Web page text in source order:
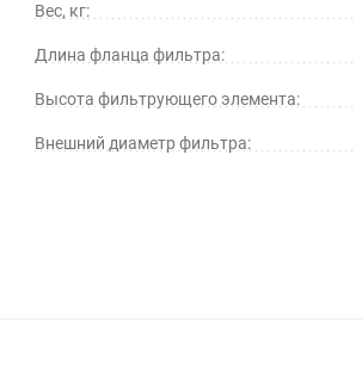
Вес, кг:
Длина фланца фильтра:
Высота фильтрующего элемента:
Внешний диаметр фильтра: